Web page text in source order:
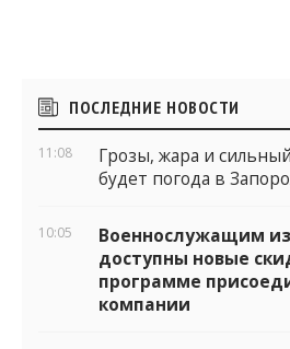
Боковые
виджеты
ПОСЛЕДНИЕ НОВОСТИ
11:08
Грозы, жара и
будет погода в
10:05
Военнослужащим
доступны новые
программе
компании